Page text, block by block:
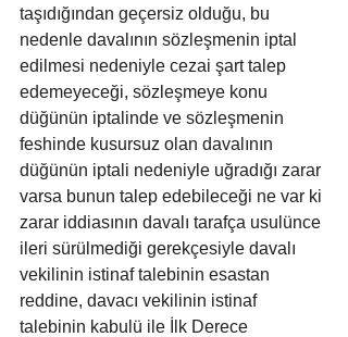
taşıdığından geçersiz olduğu, bu
nedenle davalının sözleşmenin iptal
edilmesi nedeniyle cezai şart talep
edemeyeceği, sözleşmeye konu
düğünün iptalinde ve sözleşmenin
feshinde kusursuz olan davalının
düğünün iptali nedeniyle uğradığı zarar
varsa bunun talep edebileceği ne var ki
zarar iddiasının davalı tarafça usulünce
ileri sürülmediği gerekçesiyle davalı
vekilinin istinaf talebinin esastan
reddine, davacı vekilinin istinaf
talebinin kabulü ile İlk Derece